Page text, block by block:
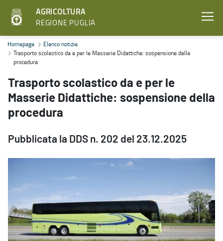
AGRICOLTURA
REGIONE PUGLIA
Trasporto scolastico da e per le Masserie Didattiche:
Homepage
Elenco notizie
Trasporto scolastico da e per le Masserie Didattiche: sospensione della
procedura
Trasporto scolastico da e per le
Masserie Didattiche: sospensione della
procedura
Pubblicata la DDS n. 202 del 23.12.2025